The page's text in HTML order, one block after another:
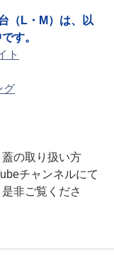
（L・M）は、以
す。
ト
グ
の取り扱い方
チャンネルにて
非ご覧くださ